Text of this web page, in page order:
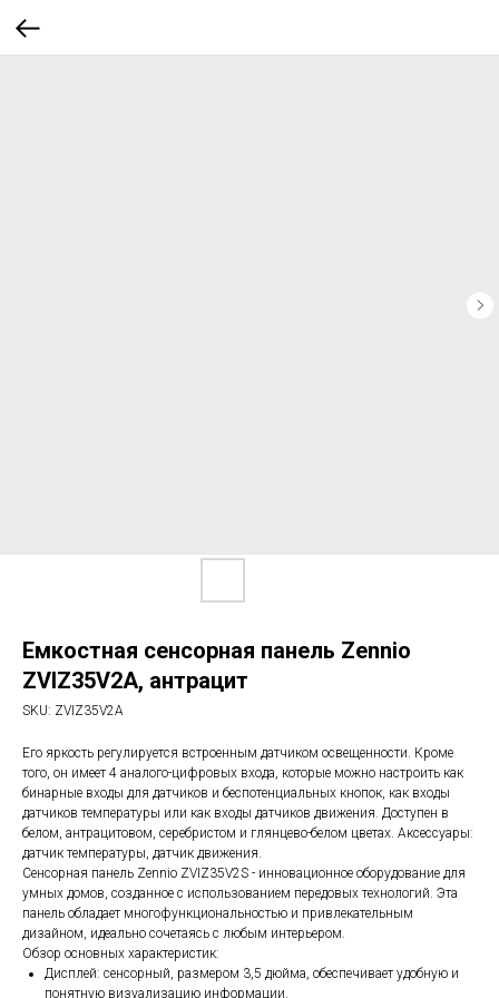
Емкостная сенсорная панель Zennio
ZVIZ35V2A, антрацит
SKU: ZVIZ35V2A
Его яркость регулируется встроенным датчиком освещенности. Кроме
того, он имеет 4 аналого-цифровых входа, которые можно настроить как
бинарные входы для датчиков и беспотенциальных кнопок, как входы
датчиков температуры или как входы датчиков движения. Доступен в
белом, антрацитовом, серебристом и глянцево-белом цветах. Аксессуары:
датчик температуры, датчик движения.
Сенсорная панель Zennio ZVIZ35V2S - инновационное оборудование для
умных домов, созданное с использованием передовых технологий. Эта
панель обладает многофункциональностью и привлекательным
дизайном, идеально сочетаясь с любым интерьером.
Обзор основных характеристик:
Дисплей: сенсорный, размером 3,5 дюйма, обеспечивает удобную и
понятную визуализацию информации.